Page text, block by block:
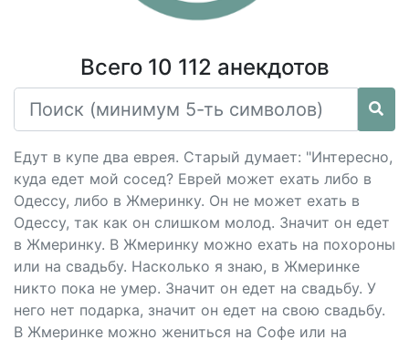
Всего 10 112 анекдотов
Едут в купе два еврея. Старый думает: "Интересно,
куда едет мой сосед? Еврей может ехать либо в
Одессу, либо в Жмеринку. Он не может ехать в
Одессу, так как он слишком молод. Значит он едет
в Жмеринку. В Жмеринку можно ехать на похороны
или на свадьбу. Насколько я знаю, в Жмеринке
никто пока не умер. Значит он едет на свадьбу. У
него нет подарка, значит он едет на свою свадьбу.
В Жмеринке можно жениться на Софе или на